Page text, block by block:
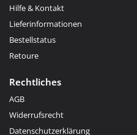
Hilfe & Kontakt
Lieferinformationen
Bestellstatus
Retoure
Rechtliches
AGB
Widerrufsrecht
Datenschutzerklärung